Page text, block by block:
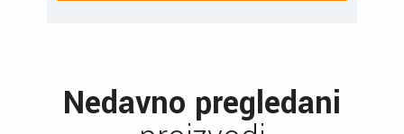
Nedavno pregledani